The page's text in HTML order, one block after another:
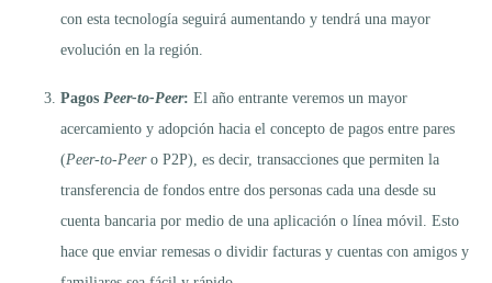
con esta tecnología seguirá aumentando y tendrá una mayor
evolución en la región.
Pagos Peer-to-Peer: El año entrante veremos un mayor
acercamiento y adopción hacia el concepto de pagos entre pares
(Peer-to-Peer o P2P), es decir, transacciones que permiten la
transferencia de fondos entre dos personas cada una desde su
cuenta bancaria por medio de una aplicación o línea móvil. Esto
hace que enviar remesas o dividir facturas y cuentas con amigos y